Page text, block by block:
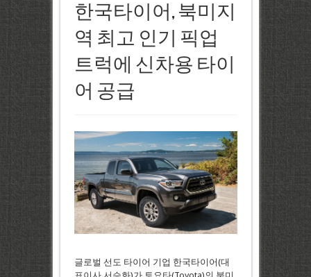
한국타이어, 북미지
역 최고 인기 픽업
트럭에 신차용 타이
어 공급
글로벌 선도 타이어 기업 한국타이어(대